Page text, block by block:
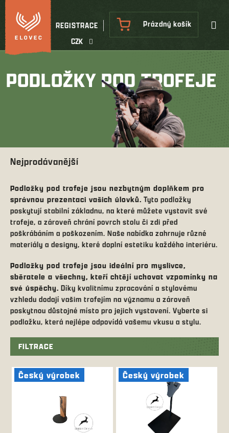
Přejít
na
obsah
CZK
REGISTRACE
NÁKUPNÍ
KOŠÍK
Prázdný košík
PODLOŽKY POD TROFEJE
Nejprodávanější
Podložky pod trofeje jsou nezbytným doplňkem pro
správnou prezentaci vašich úlovků. Tyto podložky
poskytují stabilní základnu, na které můžete vystavit své
trofeje, a zároveň chrání povrch stolu či zdi před
poškrábáním a poškozením. Naše nabídka zahrnuje různé
materiály a designy, které doplní estetiku každého interiéru.
Podložky pod trofeje jsou ideální pro myslivce,
sběratele a všechny, kteří chtějí uchovat vzpomínky na
své úspěchy. Díky kvalitnímu zpracování a stylovému
vzhledu dodají vašim trofejím na významu a zároveň
poskytnou důstojné místo pro jejich vystavení. Vyberte si
podložku, která nejlépe odpovídá vašemu vkusu a stylu.
FILTRACE
ý
p
Český výrobek Český výrobek